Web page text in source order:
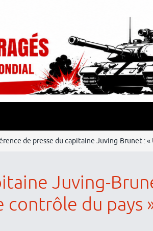
de presse du capitaine Juving-Brunet :
Juving-
contrôle du pays